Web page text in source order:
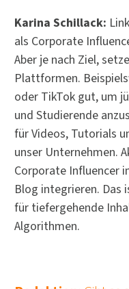
Karina Schillack:
als Corporate
Aber je nach Ziel,
Plattformen.
oder TikTok gut, um
und Studierende
für Videos, Tutorials
unser Unternehmen.
Corporate Influencer
Blog integrieren.
für tiefergehende
Algorithmen.